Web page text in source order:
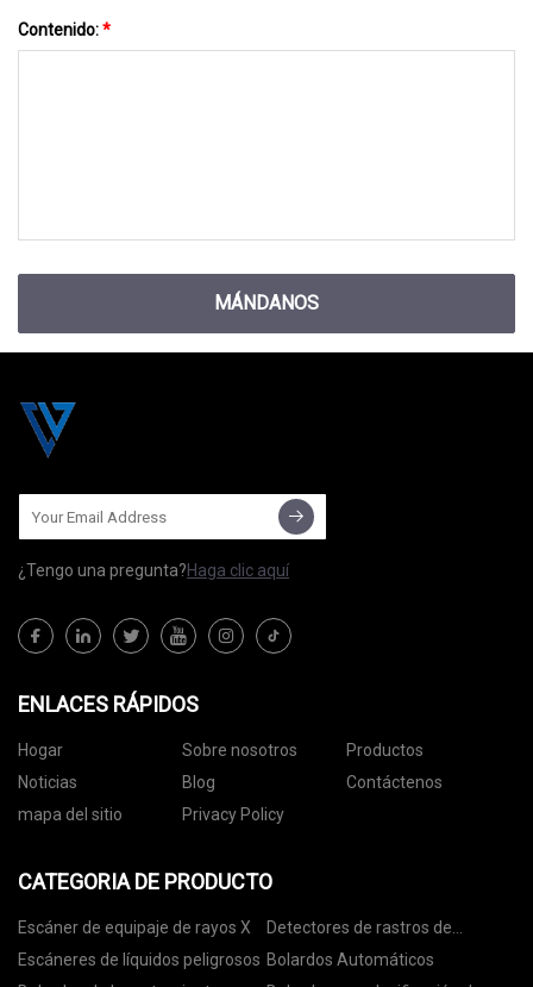
Contenido:*
MÁNDANOS
¿Tengo una pregunta?Haga clic aquí
ENLACES RÁPIDOS
Hogar Sobre nosotros
Productos
Noticias
Blog
Contáctenos
mapa del sitio
Privacy Policy
CATEGORIA DE PRODUCTO
Escáner de equipaje de rayos X
Detectores de rastros de
explosivos
Escáneres de líquidos peligrosos Bolardos Automáticos